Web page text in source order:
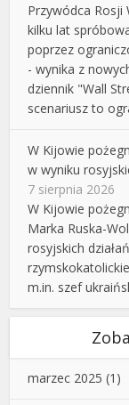
Przywódca Rosji
kilku lat
poprzez
- wynika z
dziennik "Wall
scenariusz to
W Kijowie
w wyniku
7 sierpnia 2026
W Kijowie
Marka Ruska-
rosyjskich
m.in. szef
marzec 2025 (1)